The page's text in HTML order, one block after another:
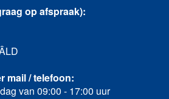
op afspraak):
mail / telefoon:
van 09:00 - 17:00 uur